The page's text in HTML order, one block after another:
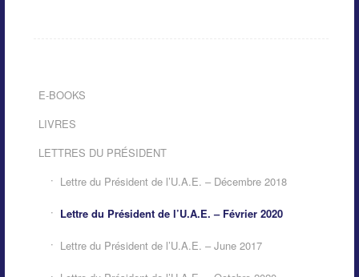
E-BOOKS
LIVRES
LETTRES DU PRÉSIDENT
Lettre du Président de l’U.A.E. – Décembre 2018
Lettre du Président de l’U.A.E. – Février 2020
Lettre du Président de l’U.A.E. – June 2017